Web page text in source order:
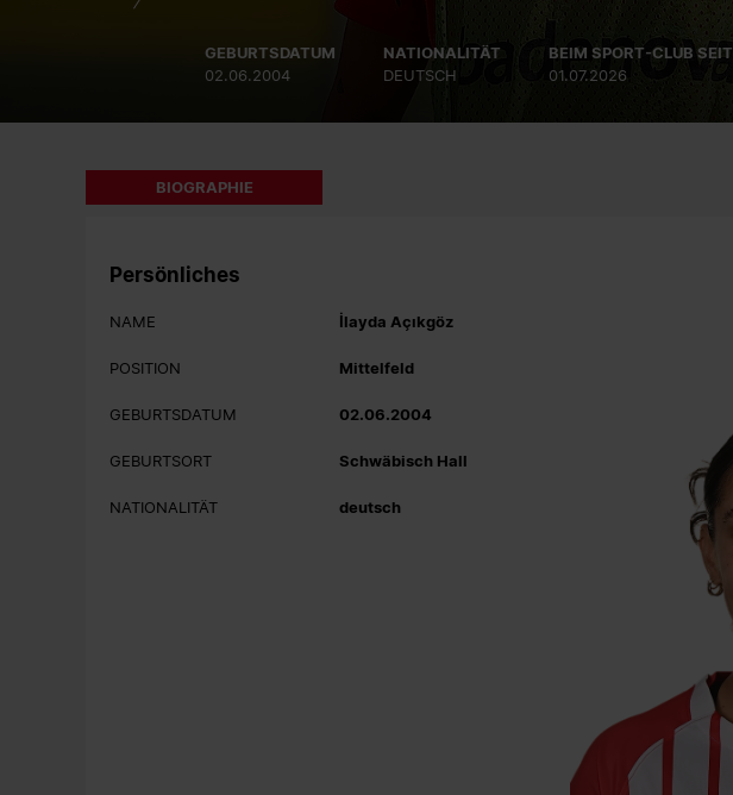
GEBURTSDATUM
02.06.2004
NATIONALITÄT
DEUTSCH
BEIM SPORT-CLUB SEIT
01.07.2026
BIOGRAPHIE
Persönliches
NAME İlayda Açıkgöz
POSITION Mittelfeld
GEBURTSDATUM 02.06.2004
GEBURTSORT Schwäbisch Hall
NATIONALITÄT deutsch